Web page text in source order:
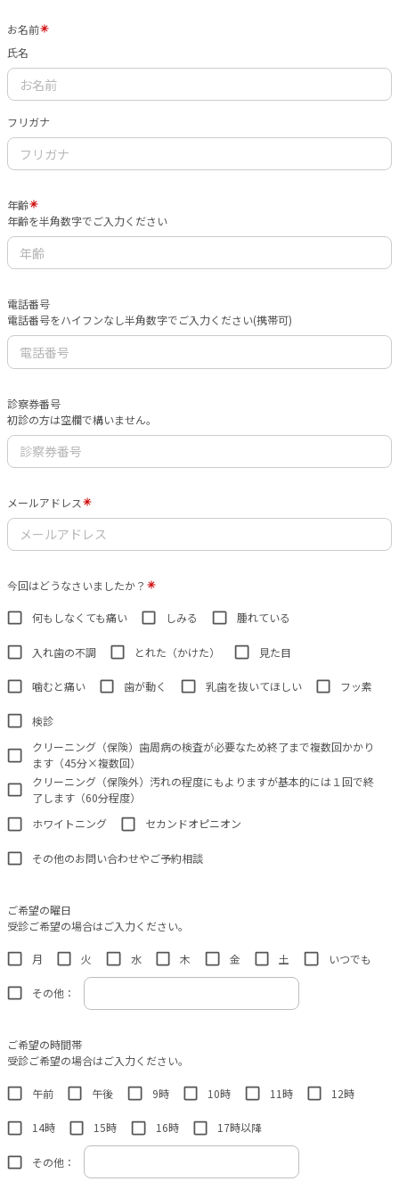
お名前
氏名
フリガナ
年齢
年齢を半角数字でご入力ください
電話番号
電話番号をハイフンなし半角数字でご入力ください(携帯可)
診察券番号
初診の方は空欄で構いません。
メールアドレス
今回はどうなさいましたか？
何もしなくても痛い しみる 腫れている
入れ歯の不調 とれた（かけた） 見た目
噛むと痛い 歯が動く 乳歯を抜いてほしい フッ素
検診
クリーニング（保険）歯周病の検査が必要なため終了まで複数回かかり
ます（45分×複数回）
クリーニング（保険外）汚れの程度にもよりますが基本的には１回で終
了します（60分程度）
ホワイトニング
セカンドオピニオン
その他のお問い合わせやご予約相談
ご希望の曜日
受診ご希望の場合はご入力ください。
月 火 水 木 金 土 いつでも
その他：
ご希望の時間帯
受診ご希望の場合はご入力ください。
午前 午後 9時 10時 11時 12時
14時 15時 16時 17時以降
その他：